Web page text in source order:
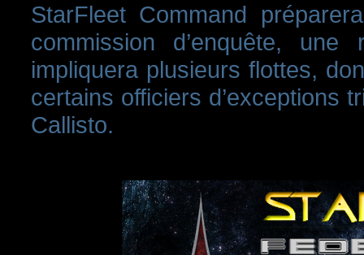
StarFleet Command
commission d’enquête,
impliquera plusieurs flottes,
certains officiers d’exceptions
Callisto.